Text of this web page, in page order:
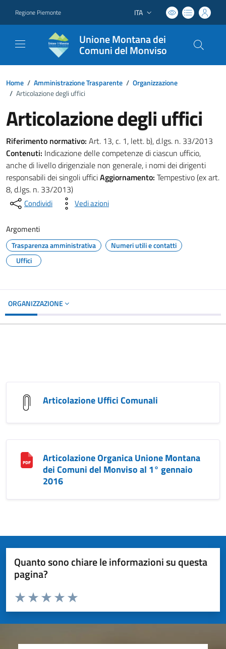
Regione Piemonte Lingua attiva:
ITA
Unione Montana dei
Comuni del Monviso
Home / Amministrazione Trasparente / Organizzazione
/ Articolazione degli uffici
Articolazione degli uffici
Riferimento normativo: Art. 13, c. 1, lett. b), d.lgs. n. 33/2013
Contenuti: Indicazione delle competenze di ciascun ufficio,
anche di livello dirigenziale non generale, i nomi dei dirigenti
responsabili dei singoli ufficiAggiornamento: Tempestivo (ex art.
8, d.lgs. n. 33/2013)
Condividi Vedi azioni
Argomenti
Trasparenza amministrativa
Numeri utili e contatti
Uffici
ORGANIZZAZIONE
Articolazione Uffici Comunali
Articolazione Organica Unione Montana
dei Comuni del Monviso al 1° gennaio
2016
Quanto sono chiare le informazioni su questa
pagina?
Valuta da 1 a 5 stelle la pagina
Valuta 5 stelle su 5
Valuta 4 stelle su 5
Valuta 3 stelle su 5
Valuta 2 stelle su 5
Valuta 1 stelle su 5